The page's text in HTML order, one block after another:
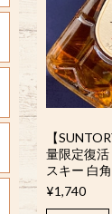
【
量限定復
スキー 白角
¥1,740